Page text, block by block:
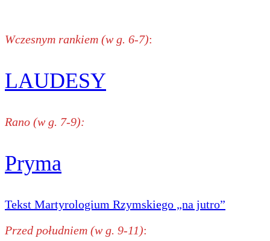
Wczesnym rankiem (w g. 6-7):
LAUDESY
Rano (w g. 7-9):
Pryma
Tekst Martyrologium Rzymskiego „na jutro”
Przed południem (w g. 9-11):